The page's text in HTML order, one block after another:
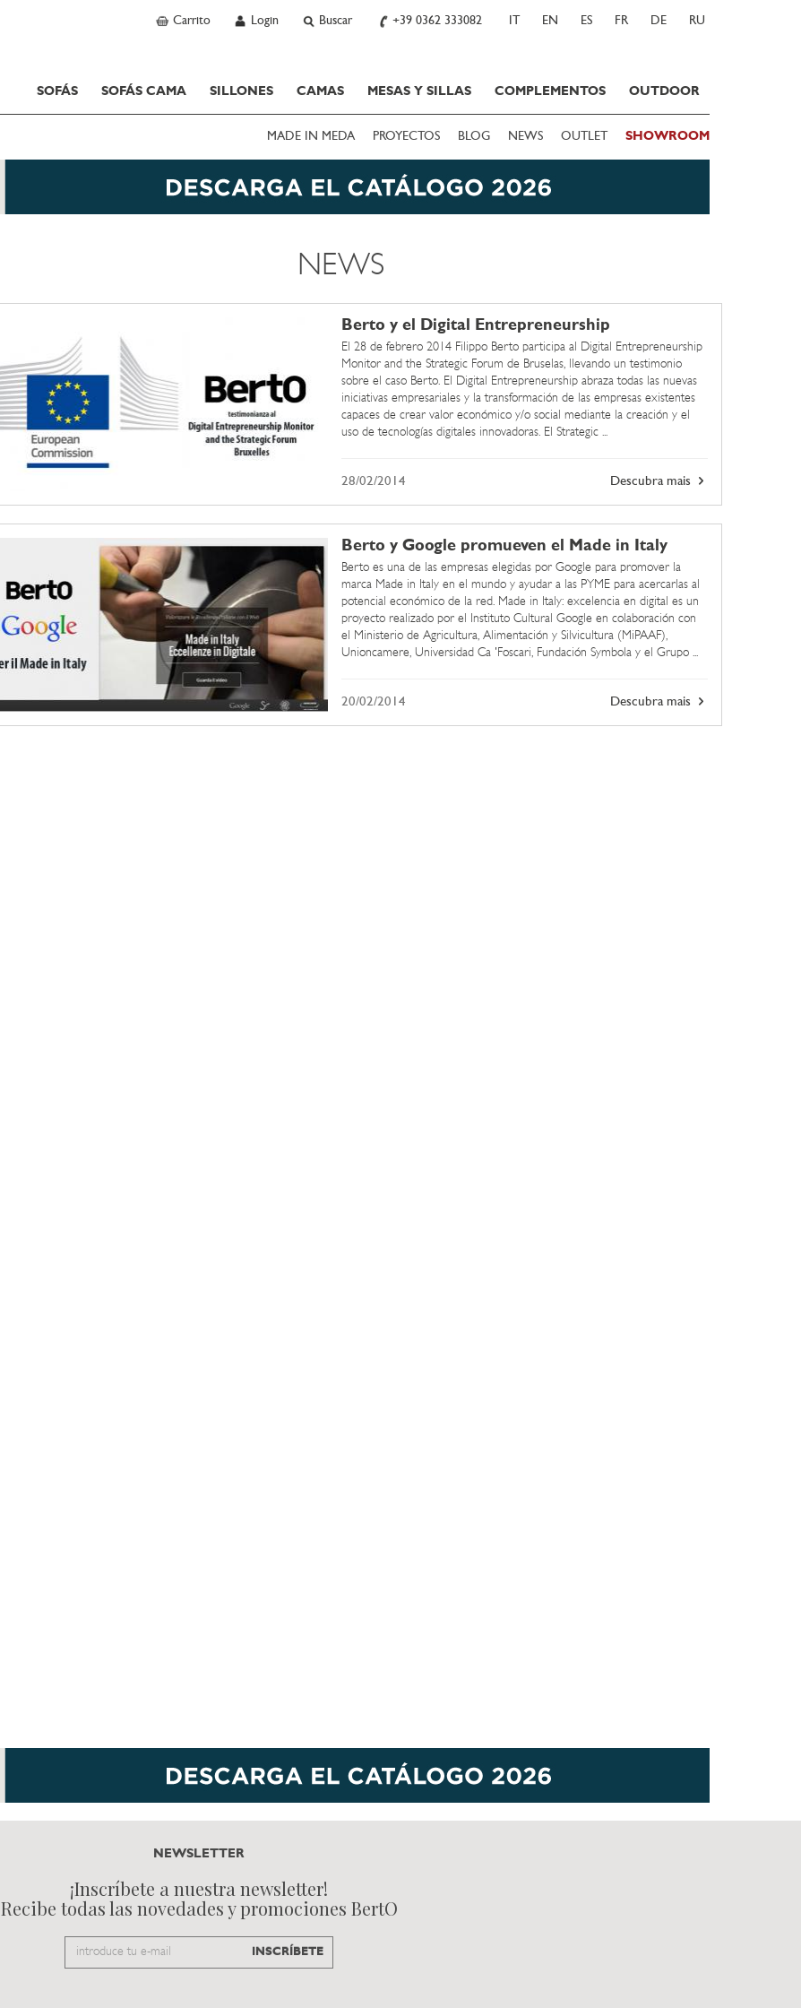
Carrito Login Buscar +39 0362 333082 IT EN ES FR DE RU
SOFÁS SOFÁS CAMA SILLONES CAMAS MESAS Y SILLAS COMPLEMENTOS OUTDOOR
MADE IN MEDA PROYECTOS BLOG NEWS OUTLET SHOWROOM
NEWS
Berto y el Digital Entrepreneurship
El 28 de febrero 2014 Filippo Berto participa al Digital Entrepreneurship
Monitor and the Strategic Forum de Bruselas, llevando un testimonio
sobre el caso Berto. El Digital Entrepreneurship abraza todas las nuevas
iniciativas empresariales y la transformación de las empresas existentes
capaces de crear valor económico y/o social mediante la creación y el
uso de tecnologías digitales innovadoras. El Strategic ...
Descubra mais
28/02/2014
Berto y Google promueven el Made in Italy
Berto es una de las empresas elegidas por Google para promover la
marca Made in Italy en el mundo y ayudar a las PYME para acercarlas al
potencial económico de la red. Made in Italy: excelencia en digital es un
proyecto realizado por el Instituto Cultural Google en colaboración con
el Ministerio de Agricultura, Alimentación y Silvicultura (MiPAAF),
Unioncamere, Universidad Ca 'Foscari, Fundación Symbola y el Grupo ...
Descubra mais
20/02/2014
NEWSLETTER
¡Inscríbete a nuestra newsletter!
Recibe todas las novedades y promociones BertO
Email
INSCRÍBETE